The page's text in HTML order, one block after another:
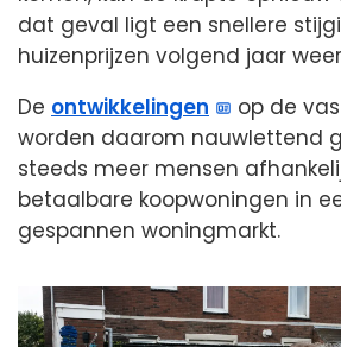
dat geval ligt een snellere
huizenprijzen volgend jaar
De ontwikkelingen
op de
worden daarom nauwlettend
steeds meer mensen
betaalbare koopwoningen in
gespannen woningmarkt.